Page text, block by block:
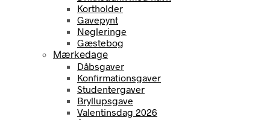
Kortholder
Gavepynt
Nøgleringe
Gæstebog
Mærkedage
Dåbsgaver
Konfirmationsgaver
Studentergaver
Bryllupsgave
Valentinsdag 2026